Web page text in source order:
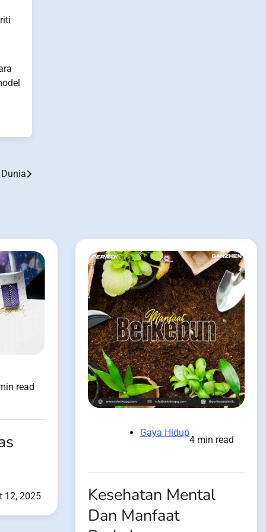
read
12, 2025
Gaya Hidup
4 min read
Kesehatan Mental
Dan Manfaat